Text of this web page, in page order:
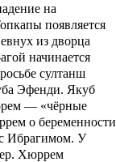
на
появляется
из дворца
начинается
султанш
Эфенди. Якуб
— «чёрные
о беременности
с Ибрагимом. У
Хюррем